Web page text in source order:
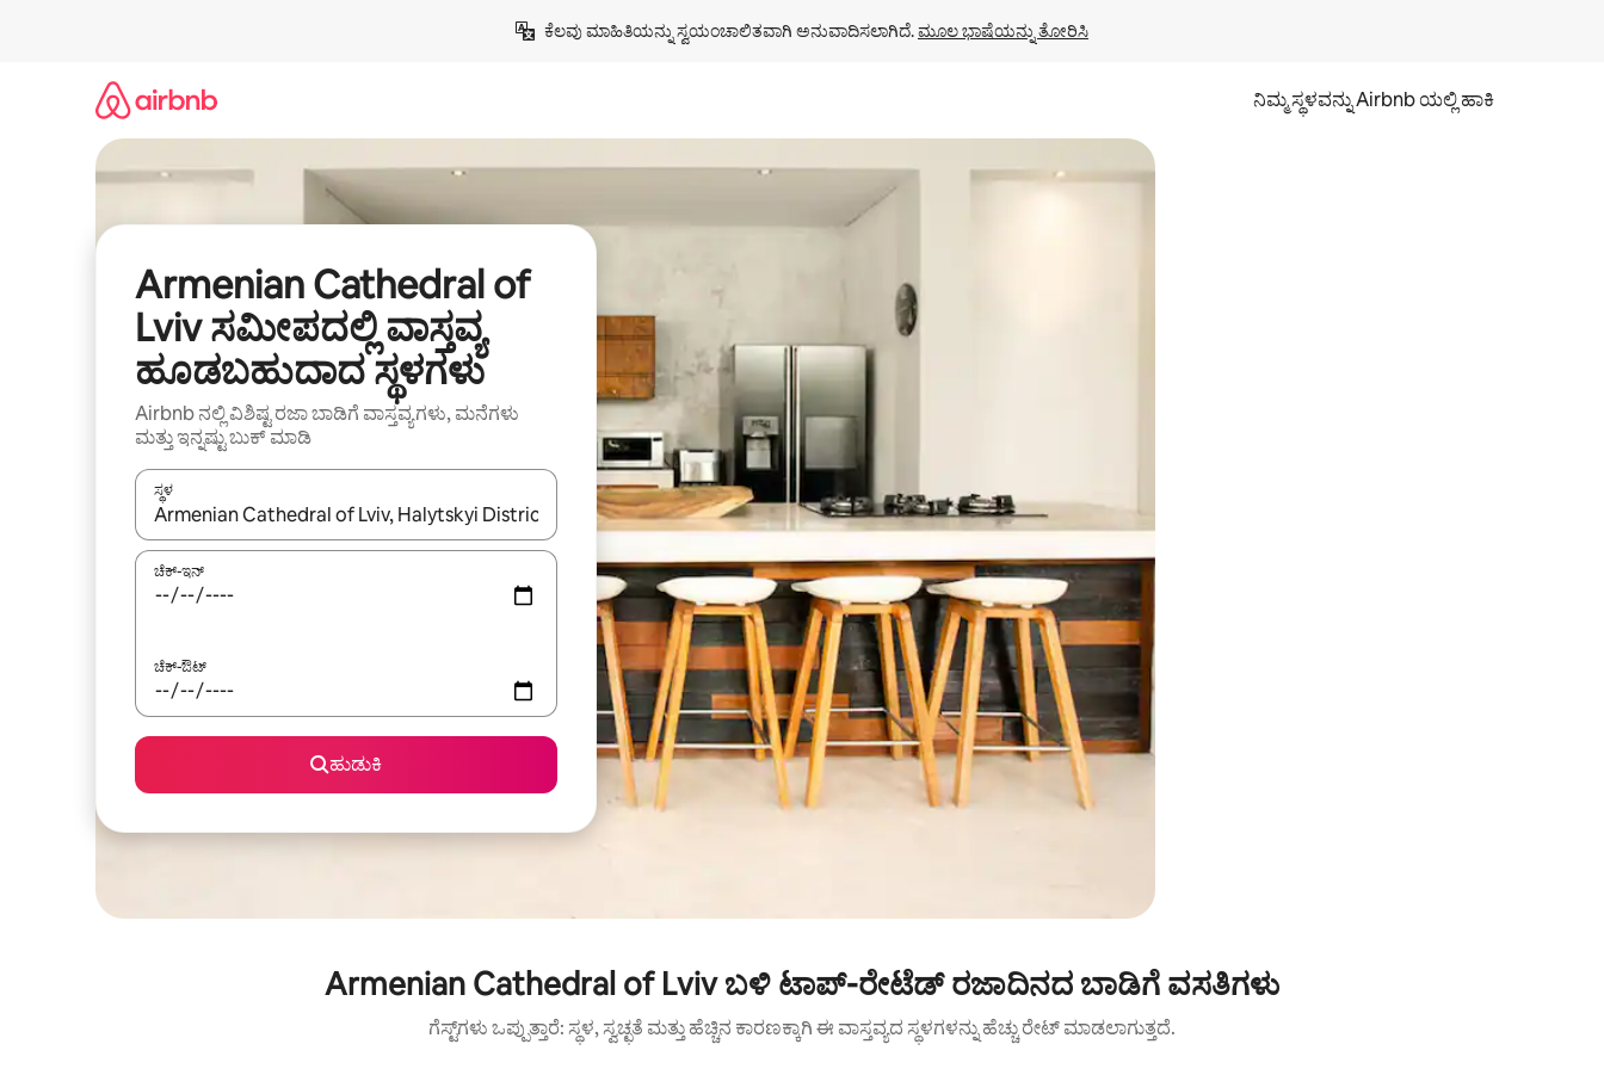
ಕೆಲವು ಮಾಹಿತಿಯನ್ನು ಸ್ವಯಂಚಾಲಿತವಾಗಿ ಅನುವಾದಿಸಲಾಗಿದೆ. ಮೂಲ ಭಾಷೆಯನ್ನು ತೋರಿಸಿ
ನಿಮ್ಮ ಸ್ಥಳವನ್ನು Airbnb ಯಲ್ಲಿ ಹಾಕಿ
Armenian Cathedral of
Lviv ಸಮೀಪದಲ್ಲಿ ವಾಸ್ತವ್ಯ
ಹೂಡಬಹುದಾದ ಸ್ಥಳಗಳು
Airbnb ನಲ್ಲಿ ವಿಶಿಷ್ಟ ರಜಾ ಬಾಡಿಗೆ ವಾಸ್ತವ್ಯಗಳು, ಮನೆಗಳು
ಮತ್ತು ಇನ್ನಷ್ಟು ಬುಕ್ ಮಾಡಿ
ಸ್ಥಳ
ಫಲಿತಾಂಶಗಳು ಲಭ್ಯವಿರುವಾಗ, ಅಪ್ ಮತ್ತು ಡೌನ್ ಬಾಣದ ಕೀಲಿಗಳೊಂದಿಗೆ ನ್ಯಾವಿಗೇಟ್ ಮಾಡಿ ಅಥವಾ ಸ್ಪರ್ಶ ಅಥವಾ ಸ್ವೈಪ್ ಗೆಸ್ಚರ್‌ಗಳ ಮೂಲಕ ಅನ್ವೇಷಿಸಿ.
ಚೆಕ್-ಇನ್
ಚೆಕ್-ಔಟ್
ಹುಡುಕಿ
Armenian Cathedral of Lviv ಬಳಿ ಟಾಪ್-ರೇಟೆಡ್ ರಜಾದಿನದ ಬಾಡಿಗೆ ವಸತಿಗಳು
ಗೆಸ್ಟ್‌ಗಳು ಒಪ್ಪುತ್ತಾರೆ: ಸ್ಥಳ, ಸ್ವಚ್ಛತೆ ಮತ್ತು ಹೆಚ್ಚಿನ ಕಾರಣಕ್ಕಾಗಿ ಈ ವಾಸ್ತವ್ಯದ ಸ್ಥಳಗಳನ್ನು ಹೆಚ್ಚು ರೇಟ್ ಮಾಡಲಾಗುತ್ತದೆ.